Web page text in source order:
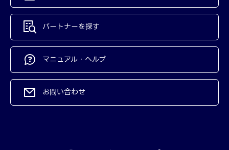
パートナーを探す
マニュアル・ヘルプ
お問い合わせ